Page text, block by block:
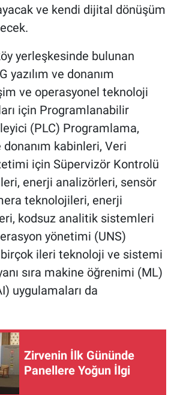
ve kendi dijital dönüşüm
yerleşkesinde bulunan
yazılım ve donanım
ve operasyonel teknoloji
için Programlanabilir
(PLC) Programlama,
kabinleri, Veri
için Süpervizör Kontrolü
enerji analizörleri, sensör
teknolojileri, enerji
kodsuz analitik sistemleri
yönetimi (UNS)
ileri teknoloji ve sistemi
sıra makine öğrenimi (ML)
uygulamaları da
Zirvenin İlk Gününde
Panellere Yoğun İlgi